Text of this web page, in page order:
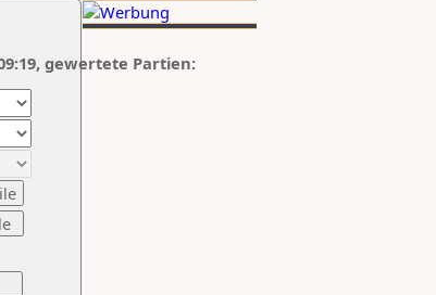
gewertete Partien: